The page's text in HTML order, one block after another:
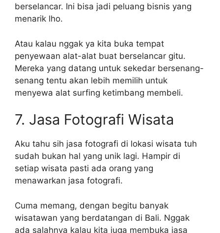
berselancar. Ini bisa jadi peluang bisnis yang
menarik lho.
Atau kalau nggak ya kita buka tempat
penyewaan alat-alat buat berselancar gitu.
Mereka yang datang untuk sekedar bersenang-
senang tentu akan lebih memilih untuk
menyewa alat surfing ketimbang membeli.
7. Jasa Fotografi Wisata
Aku tahu sih jasa fotografi di lokasi wisata tuh
sudah bukan hal yang unik lagi. Hampir di
setiap wisata pasti ada orang yang
menawarkan jasa fotografi.
Cuma memang, dengan begitu banyak
wisatawan yang berdatangan di Bali. Nggak
ada salahnya kalau kita juga membuka jasa